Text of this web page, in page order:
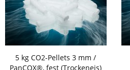
5 kg CO2-Pellets 3 mm /
PanCOX®, fest (Trockeneis)